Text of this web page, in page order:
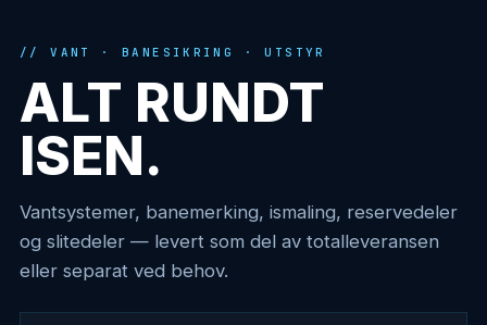
VANT · BANESIKRING · UTSTYR
ALT RUNDT
ISEN.
Vantsystemer, banemerking, ismaling, reservedeler
og slitedeler — levert som del av totalleveransen
eller separat ved behov.